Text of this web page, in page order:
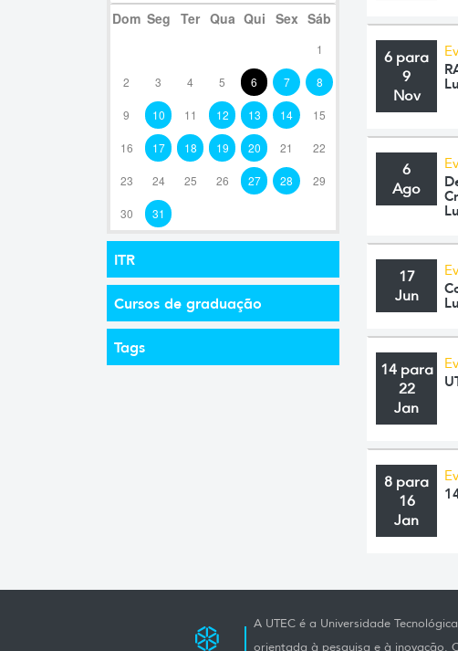
Dom Seg Ter Qua Qui Sex Sáb
1
2 3 4 5 6 7 8
9 10 11 12 13 14 15
16 17 18 19 20 21 22
23 24 25 26 27 28 29
30 31
ITR
Cursos de graduação
Tags
6 para
9
Nov
6
Ago
17
Jun
14 para
22
Jan
8 para
16
Jan
A UTEC é a Universidade
orientada à pesquisa e à inovação.